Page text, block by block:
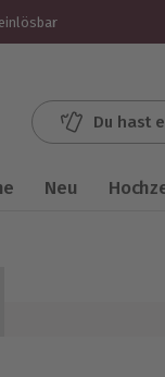
Du hast
Neu